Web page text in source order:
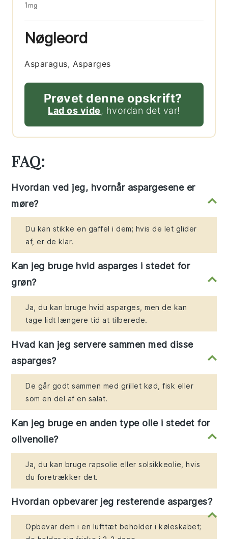
1 mg
Nøgleord
Asparagus, Asparges
Prøvet denne opskrift?
Lad os vide, hvordan det var!
FAQ:
Hvordan ved jeg, hvornår aspargesene er
møre?
Du kan stikke en gaffel i dem; hvis de let glider
af, er de klar.
Kan jeg bruge hvid asparges i stedet for
grøn?
Ja, du kan bruge hvid asparges, men de kan
tage lidt længere tid at tilberede.
Hvad kan jeg servere sammen med disse
asparges?
De går godt sammen med grillet kød, fisk eller
som en del af en salat.
Kan jeg bruge en anden type olie i stedet for
olivenolie?
Ja, du kan bruge rapsolie eller solsikkeolie, hvis
du foretrækker det.
Hvordan opbevarer jeg resterende asparges?
Opbevar dem i en lufttæt beholder i køleskabet;